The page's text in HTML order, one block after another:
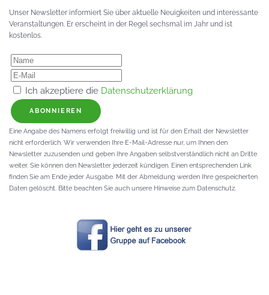
Unser Newsletter informiert Sie über aktuelle Neuigkeiten und interessante
Veranstaltungen. Er erscheint in der Regel sechsmal im Jahr und ist
kostenlos.
Ich akzeptiere die Datenschutzerklärung
ABONNIEREN
Eine Angabe des Namens erfolgt freiwillig und ist für den Erhalt der Newsletter
nicht erforderlich. Wir verwenden Ihre E-Mail-Adresse nur, um Ihnen den
Newsletter zuzusenden und geben Ihre Angaben selbstverständlich nicht an Dritte
weiter. Sie können den Newsletter jederzeit kündigen. Einen entsprechenden Link
finden Sie am Ende jeder Ausgabe. Mit der Abmeldung werden Ihre gespeicherten
Daten gelöscht. Bitte beachten Sie auch unsere Hinweise zum Datenschutz.